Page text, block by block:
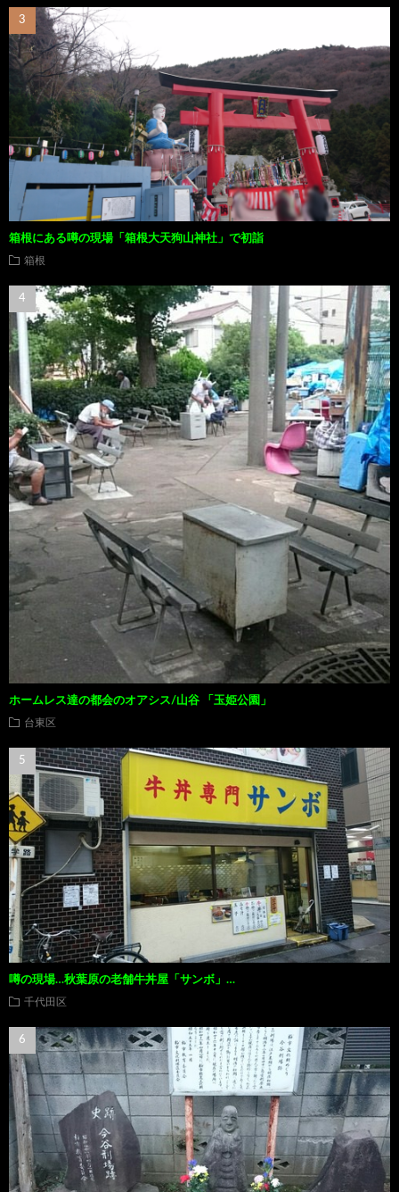
箱根にある噂の現場「箱根大天狗山神社」で初詣
箱根
ホームレス達の都会のオアシス/山谷 「玉姫公園」
台東区
噂の現場…秋葉原の老舗牛丼屋「サンボ」…
千代田区